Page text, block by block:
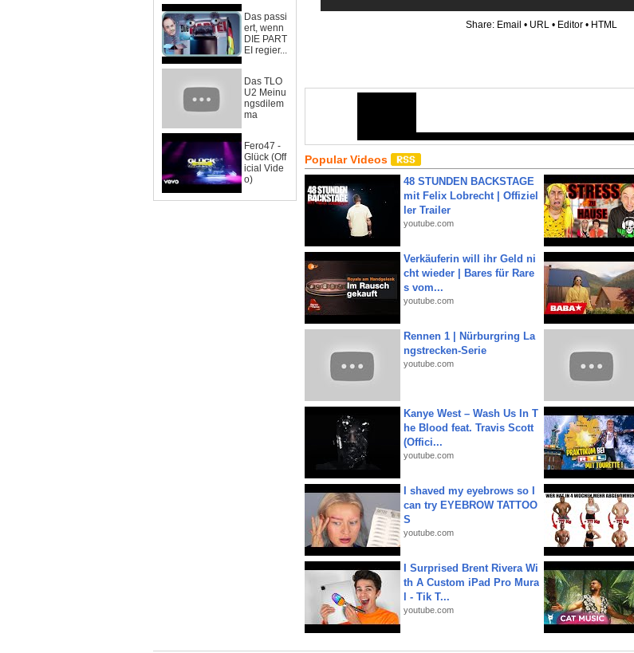
Das passi
ert, wenn
DIE PART
EI regier...
Das TLO
U2 Meinu
ngsdilem
ma
Fero47 -
Glück (Off
icial Vide
o)
Share: Email • URL • Editor • HTML
Popular Videos
48 STUNDEN BACKSTAGE
mit Felix Lobrecht | Offiziel
ler Trailer
youtube.com
Verkäuferin will ihr Geld ni
cht wieder | Bares für Rare
s vom...
youtube.com
Rennen 1 | Nürburgring La
ngstrecken-Serie
youtube.com
Kanye West – Wash Us In T
he Blood feat. Travis Scott
(Offici...
youtube.com
I shaved my eyebrows so I
can try EYEBROW TATTOO
S
youtube.com
I Surprised Brent Rivera Wi
th A Custom iPad Pro Mura
l - Tik T...
youtube.com